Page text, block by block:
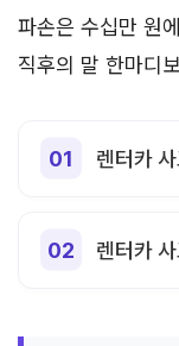
파손은 수십만 원
직후의 말 한마디
렌터카
렌터카